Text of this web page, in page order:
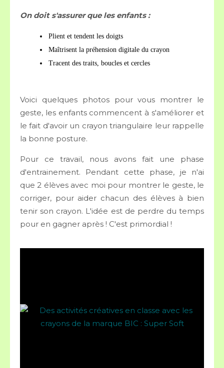
On doit s'assurer que les enfants :
Plient et tendent les doigts
Maîtrisent la préhension digitale du crayon
Tracent des traits, boucles et cercles
Voici quelques photos pour vous montrer le
geste, les enfants commencent à s'améliorer et
le fait d'avoir un crayon triangulaire leur rappelle
la bonne posture.
Pour ce travail, nous avons fait une phase
d'entrainement. Pendant cette phase, je n'ai
que 2 élèves avec moi pour montrer le geste, le
corriger, pour aider chacun des élèves à bien
tenir son crayon. L'idée est de perdre du temps
pour en gagner après ! C'est primordial !